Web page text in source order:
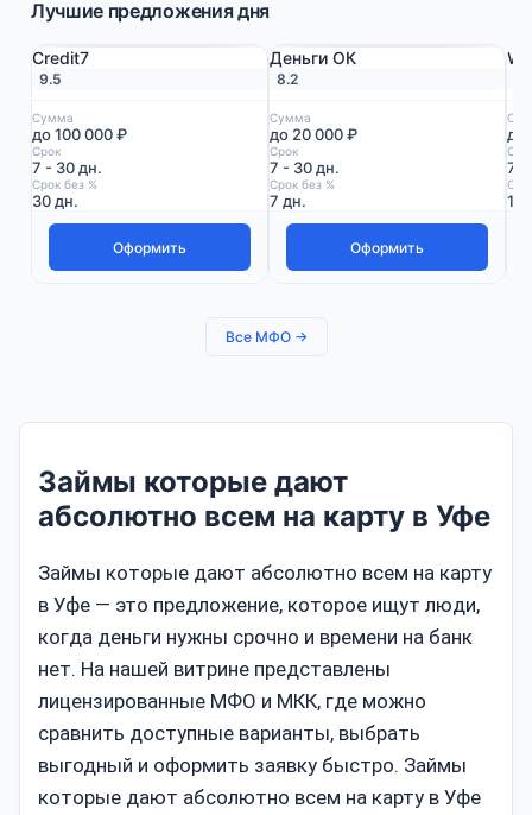
Лучшие предложения дня
Credit7
9.5
Сумма
до 100 000 ₽
Срок
7 - 30 дн.
Срок без %
30 дн.
Оформить
Деньги ОК
8.2
Сумма
до 20 000 ₽
Срок
7 - 30 дн.
Срок без %
7 дн.
Оформить
до
7 -
10
Все МФО →
Займы которые дают
абсолютно всем на карту в Уфе
Займы которые дают абсолютно всем на карту
в Уфе — это предложение, которое ищут люди,
когда деньги нужны срочно и времени на банк
нет. На нашей витрине представлены
лицензированные МФО и МКК, где можно
сравнить доступные варианты, выбрать
выгодный и оформить заявку быстро. Займы
которые дают абсолютно всем на карту в Уфе